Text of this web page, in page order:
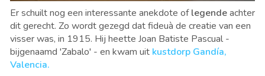
Er schuilt nog een interessante anekdote oflegendeachter
dit gerecht. Zo wordt gezegd dat fideuà de creatie van een
visser was, in 1915. Hij heette Joan Batiste Pascual -
bijgenaamd 'Zabalo' - en kwam uit kustdorp Gandía,
Valencia.